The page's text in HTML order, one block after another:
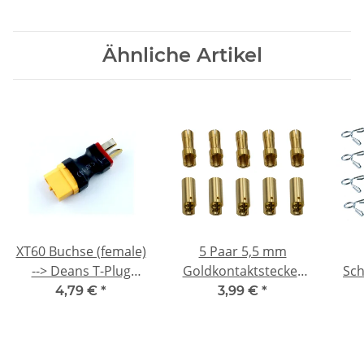
Ähnliche Artikel
XT60 Buchse (female)
--> Deans T-Plug
Stecker (male)
4,79 € *
5 Paar 5,5 mm
Goldkontaktstecker
Verbinder
3,99 € *